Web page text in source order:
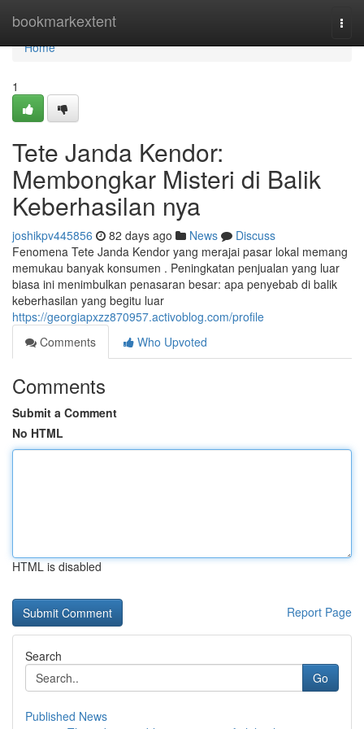
bookmarkextent
Home
Home
1
Tete Janda Kendor:
Membongkar Misteri di Balik
Keberhasilan nya
joshikpv445856 82 days ago News
Discuss
Fenomena Tete Janda Kendor yang merajai pasar lokal memang
memukau banyak konsumen . Peningkatan penjualan yang luar
biasa ini menimbulkan penasaran besar: apa penyebab di balik
keberhasilan yang begitu luar
https://georgiapxzz870957.activoblog.com/profile
Comments
Who Upvoted
Comments
Submit a Comment
No HTML
HTML is disabled
Report Page
Search
Go
Published News